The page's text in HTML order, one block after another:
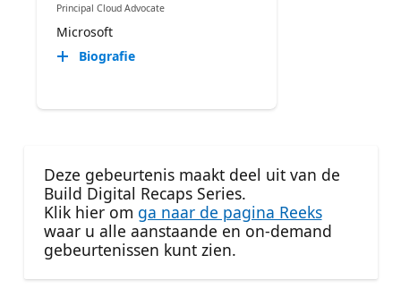
Principal Cloud Advocate
Microsoft
Biografie
Deze gebeurtenis maakt deel uit van de
Build Digital Recaps Series.
Klik hier om ga naar de pagina Reeks
waar u alle aanstaande en on-demand
gebeurtenissen kunt zien.